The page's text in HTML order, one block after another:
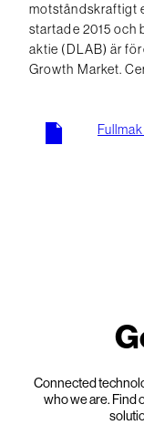
motståndskraftigt
startade 2015 och
aktie (DLAB) är
Growth Market.
Connected
who we are. Find